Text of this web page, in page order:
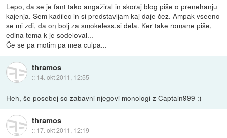
Lepo, da se je fant tako angažiral in skoraj blog piše o prenehanju
kajenja. Sem kadilec in si predstavljam kaj daje čez. Ampak vseeno
se mi zdi, da on bolj za smokeless.si dela. Ker take romane piše,
edina tema k je sodeloval...
Če se pa motim pa mea culpa...
thramos
:: 14. okt 2011, 12:55
Heh, še posebej so zabavni njegovi monologi z Captain999 :)
thramos
:: 17. okt 2011, 12:19